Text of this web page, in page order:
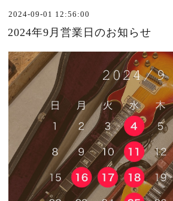
2024-09-01 12:56:00
2024年9月営業日のお知らせ